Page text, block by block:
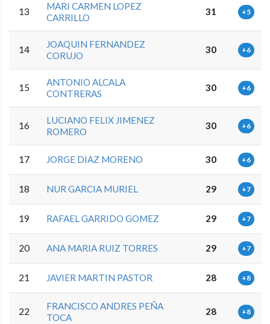
13
MARI CARMEN LOPEZ
CARRILLO
31 +5
14
JOAQUIN FERNANDEZ
CORUJO
30 +6
15
ANTONIO ALCALA
CONTRERAS
30 +6
16
LUCIANO FELIX JIMENEZ
ROMERO
30 +6
17 JORGE DIAZ MORENO 30 +6
18 NUR GARCIA MURIEL 29 +7
19 RAFAEL GARRIDO GOMEZ 29 +7
20 ANA MARIA RUIZ TORRES 29 +7
21 JAVIER MARTIN PASTOR 28 +8
22
FRANCISCO ANDRES PEÑA
TOCA
28 +8